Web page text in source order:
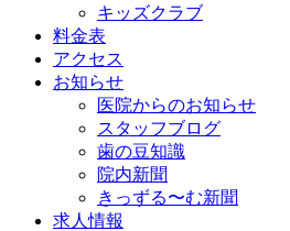
キッズクラブ
料金表
アクセス
お知らせ
医院からのお知らせ
スタッフブログ
歯の豆知識
院内新聞
きっずる〜む新聞
求人情報